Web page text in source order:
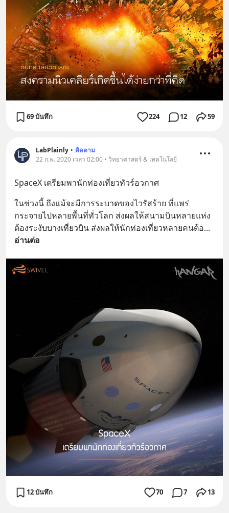
69 บันทึก 224 12 59
LabPlainly • ติดตาม
22 ก.พ. 2020 เวลา 02:00 • วิทยาศาสตร์ & เทคโนโลยี
SpaceX เตรียมพานักท่องเที่ยวทัวร์อวกาศ
ในช่วงนี้ ถึงแม้จะมีการระบาดของไวรัสร้าย ที่แพร่
กระจายไปหลายพื้นที่ทั่วโลก ส่งผลให้สนามบินหลายแห่ง
ต้องระงับบางเที่ยวบิน ส่งผลให้นักท่องเที่ยวหลายคนต้อ
อ่านต่อ
12 บันทึก 70 7 13